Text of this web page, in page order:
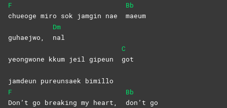
F
chueoge miro sok jamgin nae
Bb
maeum
guhaejwo,
Dm
nal
yeongwone kkum jeil gipeun
C
got
jamdeun pureunsaek bimillo
F
Don’t go breaking my heart,
Bb
don’t go